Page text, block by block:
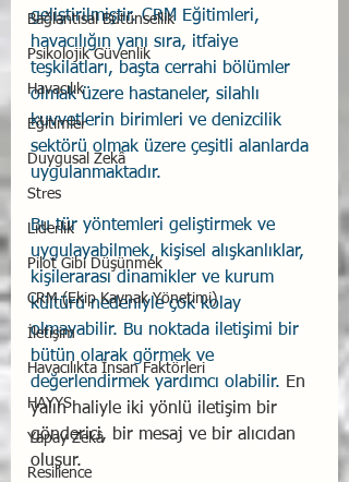
Bağlantısal Bütünsellik
Psikolojik Güvenlik
Havacılık
Eğitimler
Duygusal Zekâ
Stres
Liderlik
Pilot Gibi Düşünmek
CRM (Ekip Kaynak Yönetimi)
İletişim
Havacılıkta İnsan Faktörleri
HAYYS
Yapay Zekâ
Resilience
geliştirilmiştir. CRM Eğitimleri,
havacılığın yanı sıra, itfaiye
teşkilatları, başta cerrahi bölümler
olmak üzere hastaneler, silahlı
kuvvetlerin birimleri ve denizcilik
sektörü olmak üzere çeşitli alanlarda
uygulanmaktadır.
Bu tür yöntemleri geliştirmek ve
uygulayabilmek, kişisel alışkanlıklar,
kişilerarası dinamikler ve kurum
kültürü nedeniyle çok kolay
olmayabilir. Bu noktada iletişimi bir
bütün olarak görmek ve
değerlendirmek yardımcı olabilir. En
yalın haliyle iki yönlü iletişim bir
gönderici, bir mesaj ve bir alıcıdan
oluşur.